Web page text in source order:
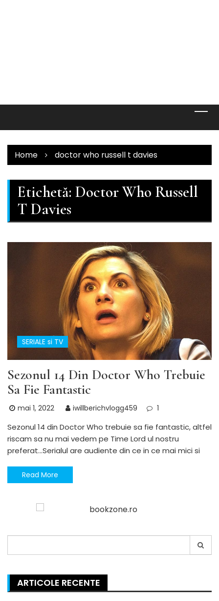
Home doctor who russell t davies
Etichetă: Doctor Who Russell
T Davies
SERIALE si TV
Sezonul 14 Din Doctor Who Trebuie
Sa Fie Fantastic
mai 1, 2022 iwillberichvlogg459 1
Sezonul 14 din Doctor Who trebuie sa fie fantastic, altfel
riscam sa nu mai vedem pe Time Lord ul nostru
preferat…Serialul are audiente din ce in ce mai mici si
Read More
for:
ARTICOLE RECENTE